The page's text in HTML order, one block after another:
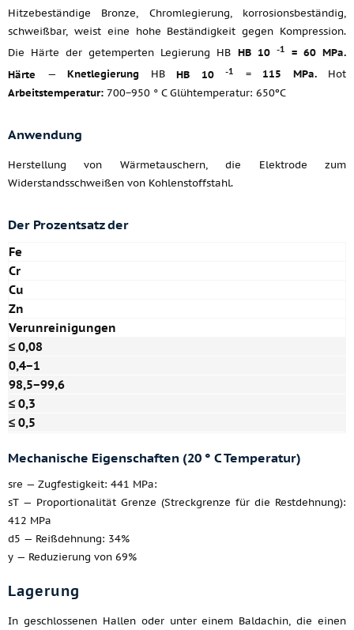
Hitzebeständige Bronze, Chromlegierung, korrosionsbeständig,
schweißbar, weist eine hohe Beständigkeit gegen Kompression.
Die Härte der getemperten Legierung HB HB 10 -1
= 60 MPa.
Härte — Knetlegierung HB HB 10 -1 = 115 MPa.Hot
Arbeitstemperatur: 700−950 ° C Glühtemperatur: 650ºC
Anwendung
Herstellung von Wärmetauschern, die Elektrode zum
Widerstandsschweißen von Kohlenstoffstahl.
Der Prozentsatz der
Fe
Cr
Cu
Zn
Verunreinigungen
≤ 0,08
0,4−1
98,5−99,6
≤ 0,3
≤ 0,5
Mechanische Eigenschaften (20 ° C Temperatur)
sre — Zugfestigkeit: 441 MPa:
sT — Proportionalität Grenze (Streckgrenze für die Restdehnung):
412 MPa
d5 — Reißdehnung: 34%
y — Reduzierung von 69%
Lagerung
In geschlossenen Hallen oder unter einem Baldachin, die einen